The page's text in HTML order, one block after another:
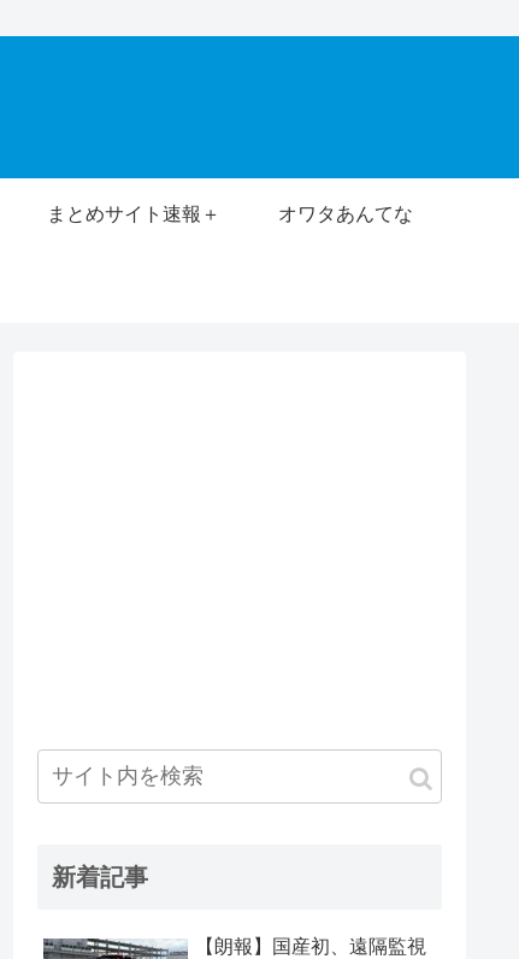
まとめサイト速報＋ オワタあんてな
新着記事
【朗報】国産初、遠隔監視